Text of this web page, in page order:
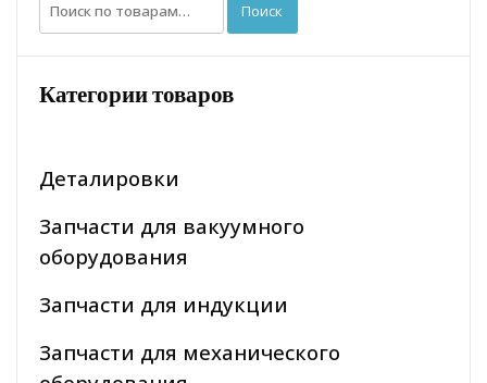
Поиск
Категории товаров
Деталировки
Запчасти для вакуумного
оборудования
Запчасти для индукции
Запчасти для механического